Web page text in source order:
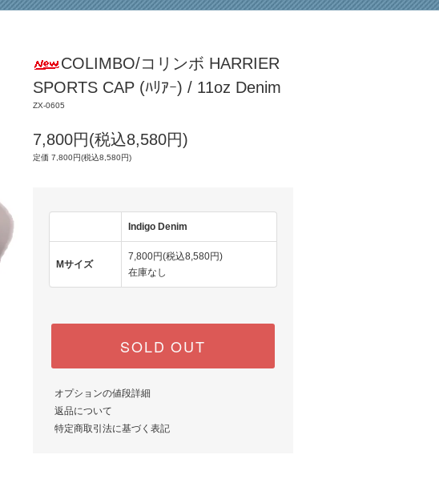
COLIMBO/コリンボ HARRIER
SPORTS CAP (ﾊﾘｱｰ) / 11oz Denim
ZX-0605
7,800円(税込8,580円)
定価 7,800円(税込8,580円)
Indigo Denim
Mサイズ
7,800円(税込8,580円)
在庫なし
SOLD OUT
オプションの値段詳細
返品について
特定商取引法に基づく表記